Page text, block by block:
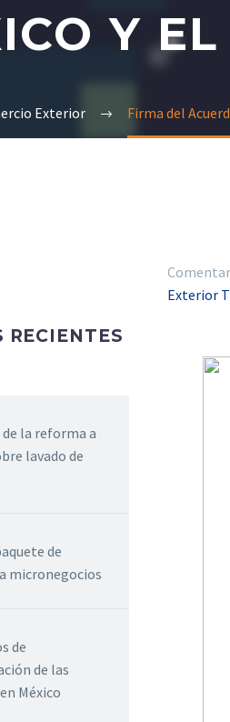
Y
Exterior Firma del
Exterior
RECIENTES
la reforma a
lavado de
de
micronegocios
de
de las
México